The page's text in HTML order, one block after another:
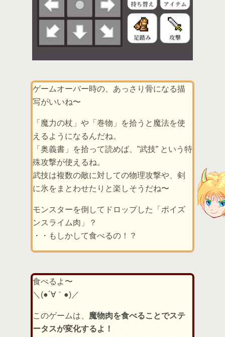
ゲームオーバー時の、あっさり骨になる描
写がいいね〜
「魔力の杖」や「巻物」を拾うと魔法を使
えるようになるんだね。
「奥義書」を拾って読めば、”武技” という特
殊攻撃が使えるね。
武技は複数の敵に対しての物理攻撃や、剣
に氷をまとわせたりと楽しそうだね〜
モンスターを倒してドロップした「ポイズ
ンスライム肉」？
・・もしかして食べるの！？
食べるよ〜
＼(●´∀｀●)／
このゲームは、 魔物肉を食べることでステ
ータスが変化するよ！